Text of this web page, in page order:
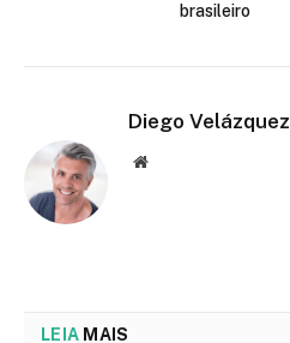
brasileiro
Diego Velázquez
Website
LEIA MAIS